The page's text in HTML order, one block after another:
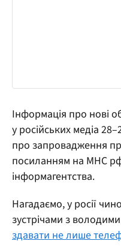
Інформація про нові
у російських медіа
про запровадження
посиланням на МНС
інформагентства.
Нагадаємо, у росії
зустрічами з
здавати не лише